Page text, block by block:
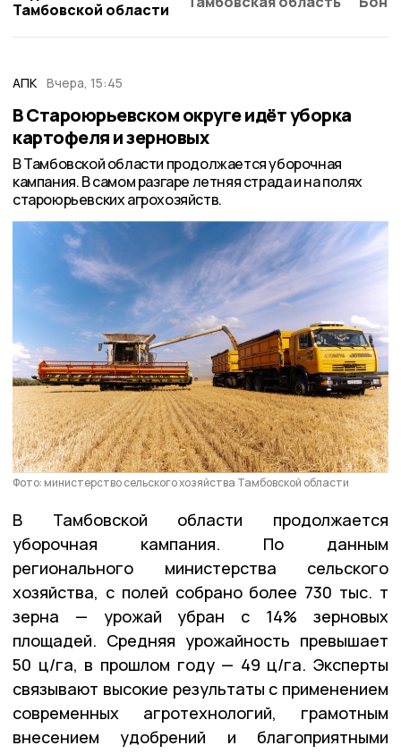
Тамбовской области
АПК Вчера, 15:45
В Староюрьевском округе идёт уборка
картофеля и зерновых
В Тамбовской области продолжается уборочная
кампания. В самом разгаре летняя страда и на полях
староюрьевских агрохозяйств.
Фото: министерство сельского хозяйства Тамбовской области
В Тамбовской области продолжается
уборочная кампания. По данным
регионального министерства сельского
хозяйства, с полей собрано более 730 тыс. т
зерна — урожай убран с 14% зерновых
площадей. Средняя урожайность превышает
50 ц/га, в прошлом году — 49 ц/га. Эксперты
связывают высокие результаты с применением
современных агротехнологий, грамотным
внесением удобрений и благоприятными